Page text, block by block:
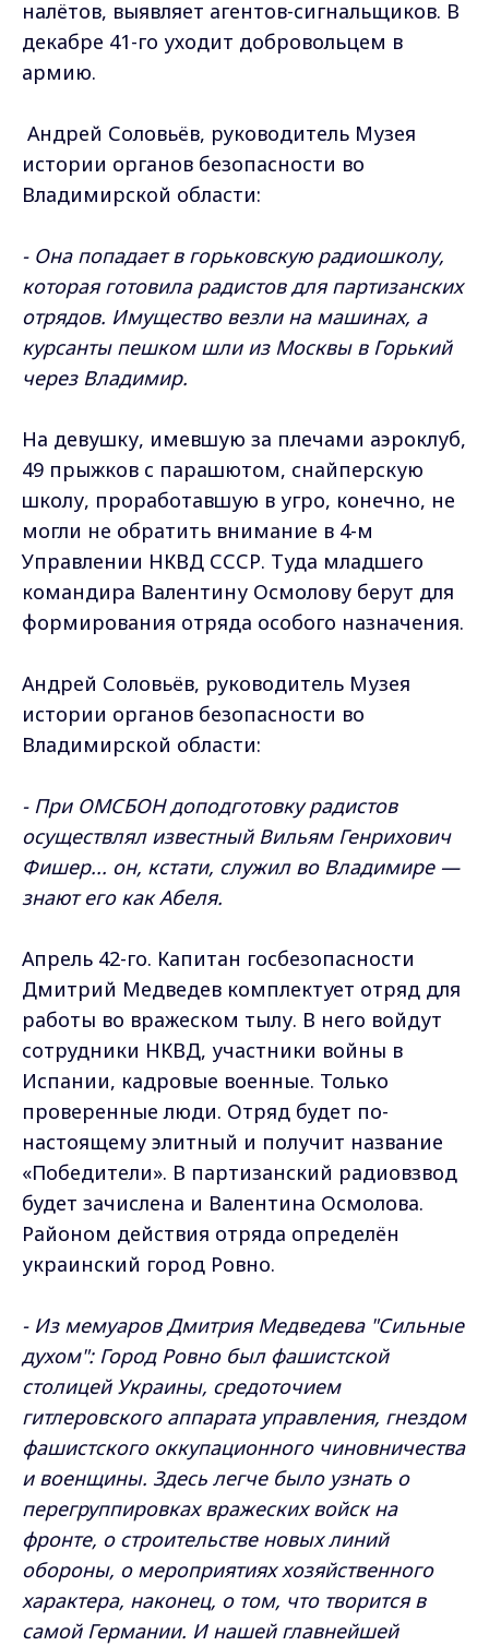
налётов, выявляет агентов-сигнальщиков. В
декабре 41-го уходит добровольцем в
армию.
Андрей Соловьёв, руководитель Музея
истории органов безопасности во
Владимирской области:
- Она попадает в горьковскую радиошколу,
которая готовила радистов для партизанских
отрядов. Имущество везли на машинах, а
курсанты пешком шли из Москвы в Горький
через Владимир.
На девушку, имевшую за плечами аэроклуб,
49 прыжков с парашютом, снайперскую
школу, проработавшую в угро, конечно, не
могли не обратить внимание в 4-м
Управлении НКВД СССР. Туда младшего
командира Валентину Осмолову берут для
формирования отряда особого назначения.
Андрей Соловьёв, руководитель Музея
истории органов безопасности во
Владимирской области:
- При ОМСБОН доподготовку радистов
осуществлял известный Вильям Генрихович
Фишер... он, кстати, служил во Владимире —
знают его как Абеля.
Апрель 42-го. Капитан госбезопасности
Дмитрий Медведев комплектует отряд для
работы во вражеском тылу. В него войдут
сотрудники НКВД, участники войны в
Испании, кадровые военные. Только
проверенные люди. Отряд будет по-
настоящему элитный и получит название
«Победители». В партизанский радиовзвод
будет зачислена и Валентина Осмолова.
Районом действия отряда определён
украинский город Ровно.
- Из мемуаров Дмитрия Медведева "Сильные
духом": Город Ровно был фашистской
столицей Украины, средоточием
гитлеровского аппарата управления, гнездом
фашистского оккупационного чиновничества
и военщины. Здесь легче было узнать о
перегруппировках вражеских войск на
фронте, о строительстве новых линий
обороны, о мероприятиях хозяйственного
характера, наконец, о том, что творится в
самой Германии. И нашей главнейшей